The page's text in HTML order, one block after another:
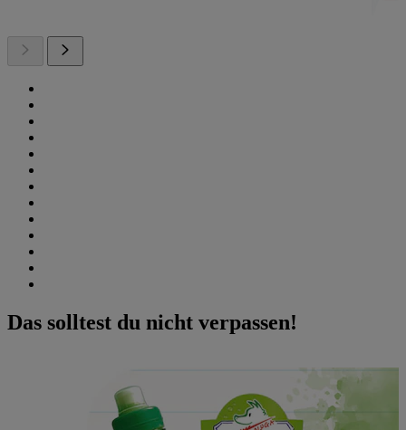
Das solltest du nicht verpassen!